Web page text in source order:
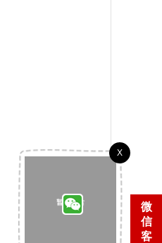
微
信
客
X